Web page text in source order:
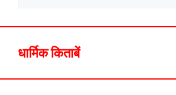
धार्मिक किताबें